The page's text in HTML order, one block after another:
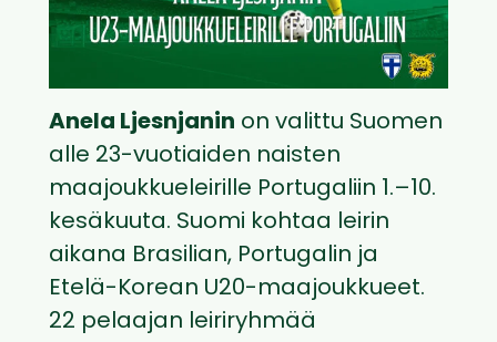
Anela Ljesnjanin on valittu Suomen
alle 23-vuotiaiden naisten
maajoukkueleirille Portugaliin 1.–10.
kesäkuuta. Suomi kohtaa leirin
aikana Brasilian, Portugalin ja
Etelä-Korean U20-maajoukkueet.
22 pelaajan leiriryhmää